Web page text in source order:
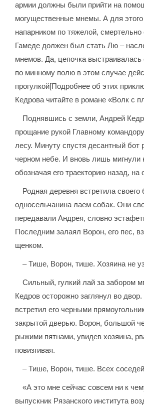
армии должны были прийти на
могущественные мнемы. А для этого
напарником по тяжелой, смертельно
Гамеде должен был стать Лю –
мнемов. Да, цепочка выстраивалась
по минному полю в этом случае
прогулкой[Подробнее об этих
Кедрова читайте в романе «Волк с
Поднявшись с земли, Андрей
прощание рукой Главному
лесу. Минуту спустя десантный бот
черном небе. И вновь лишь мигнули
обозначая его траекторию назад, на
Родная деревня встретила
односельчанина лаем собак. Они
передавали Андрея, словно
Последним залаял Ворон, его пес,
щенком.
– Тише, Ворон, тише. Хозяина не
Сильный, гулкий лай за забором
Кедров осторожно заглянул во
встретил его черными
закрытой дверью. Ворон, большой
рыжими пятнами, увидев хозяина,
повизгивая.
– Тише, Ворон, тише. Всех
«А это мне сейчас совсем ни к
выпускник Рязанского института